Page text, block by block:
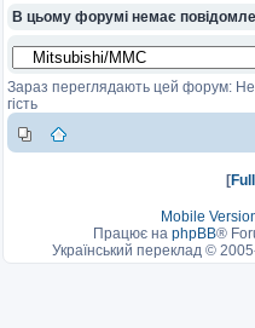
В цьому форумі немає
Зараз переглядають цей форум:
гість
[
Mobile
Працює на phpBB®
Український переклад ©